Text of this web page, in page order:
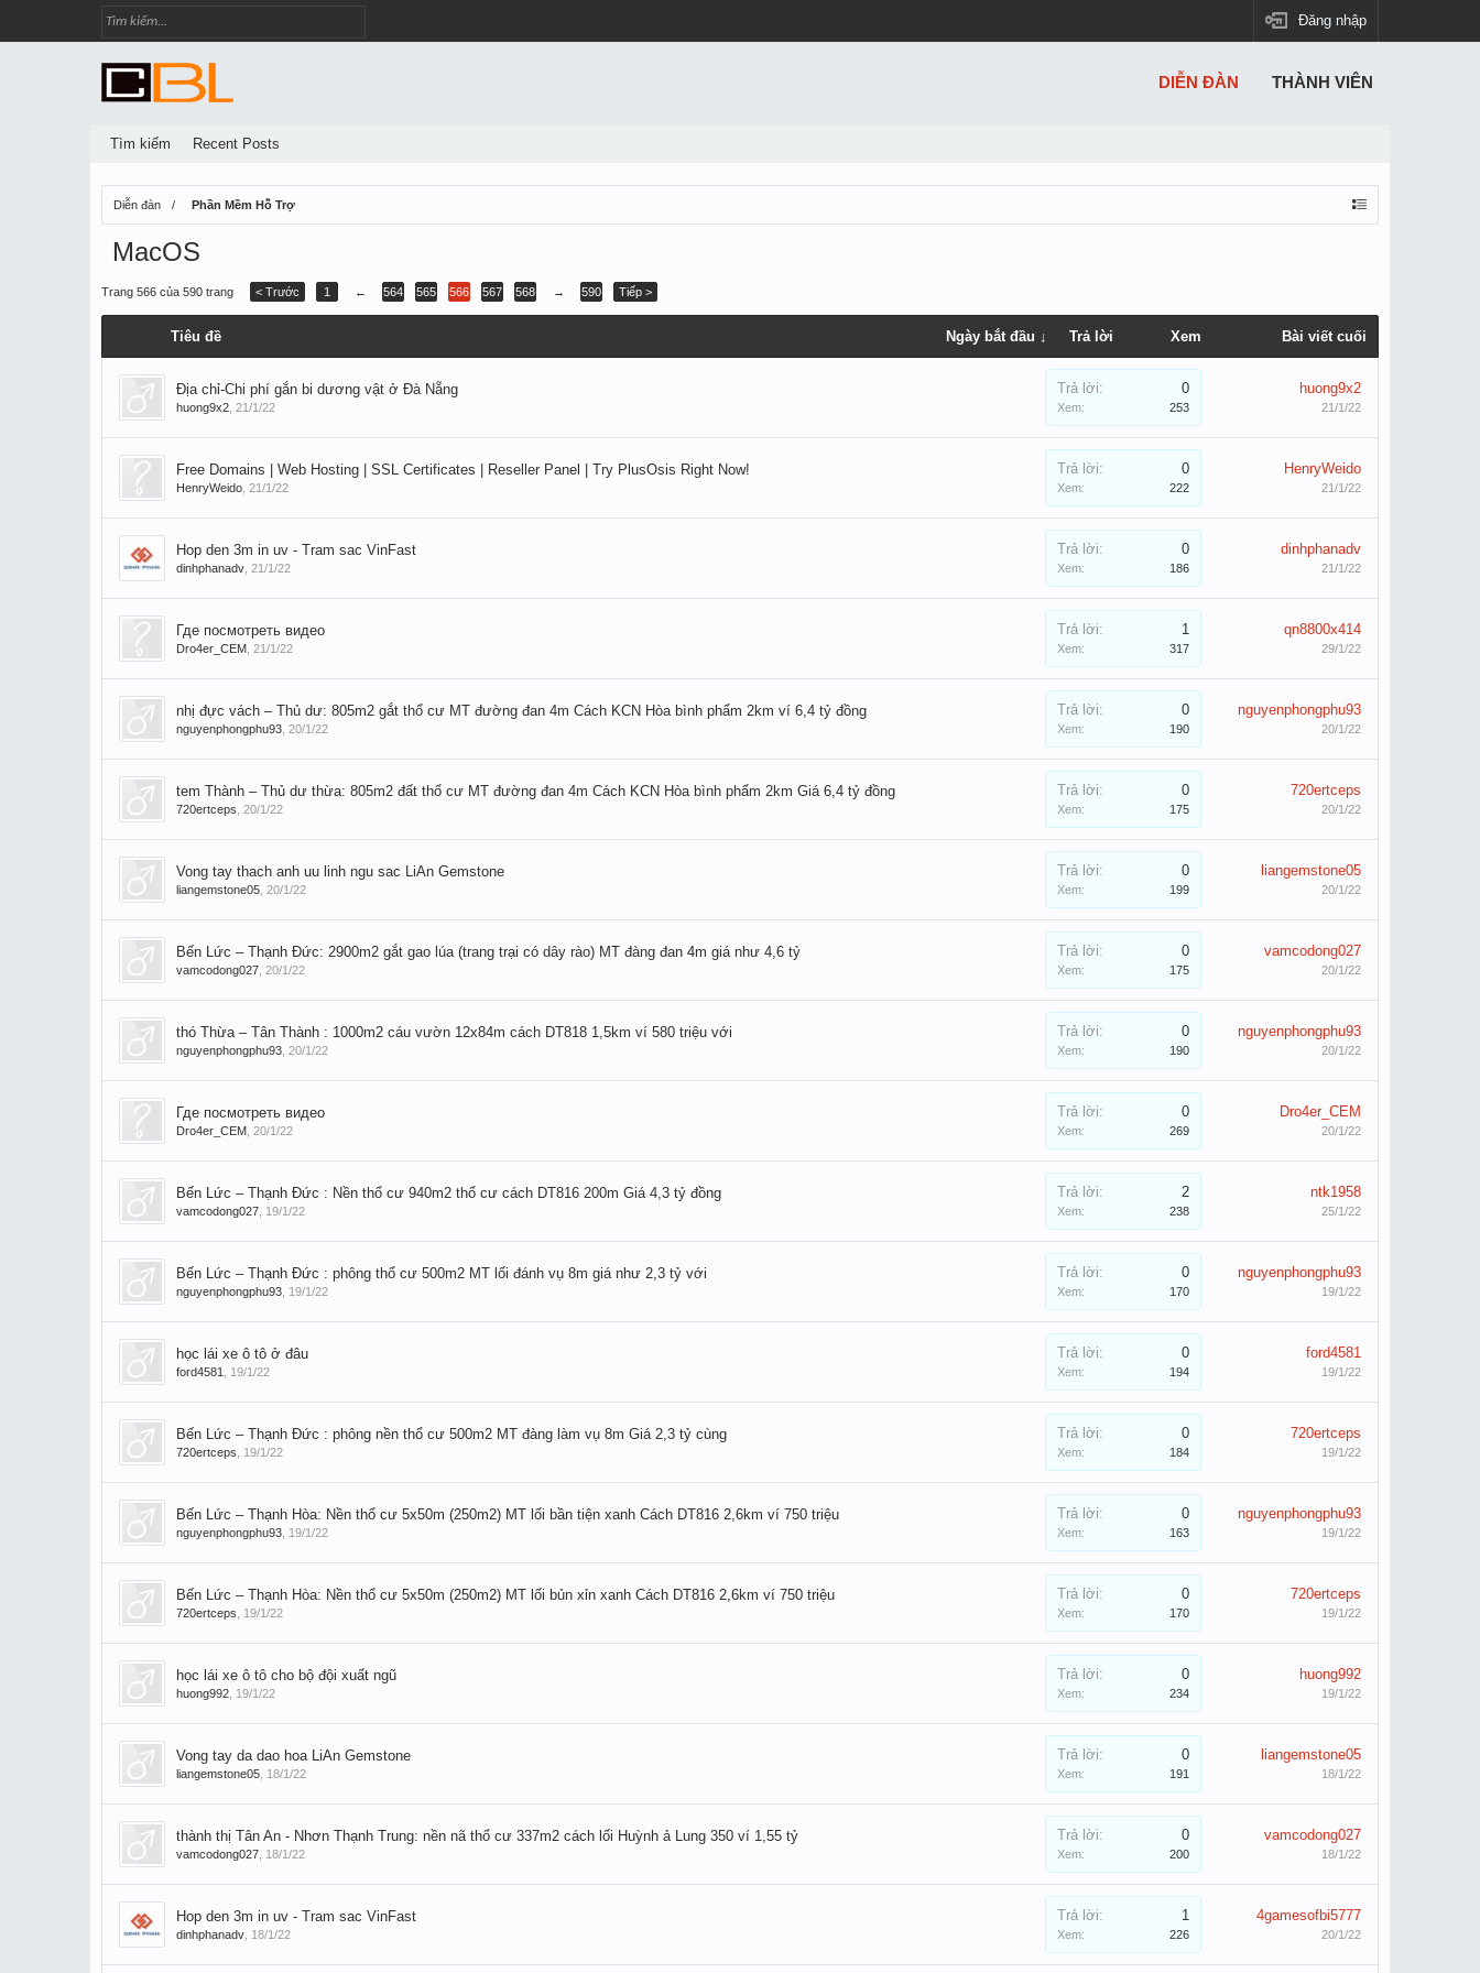
Đăng nhập
Diễn đàn Phần Mềm Hỗ Trợ
MacOS
Trang 566 của 590 trang < Trước 1 ← 564 565 566 567 568 → 590 Tiếp >
Tiêu đề Ngày bắt đầu ↓ Trả lời Xem Bài viết cuối
Địa chỉ-Chi phí gắn bi dương vật ở Đà Nẵng
huong9x2 21/1/22
Trả lời: 0
Xem: 253
huong9x2
21/1/22
Free Domains | Web Hosting | SSL Certificates | Reseller Panel | Try PlusOsis Right Now!
HenryWeido 21/1/22
Trả lời: 0
Xem: 222
HenryWeido
21/1/22
Hop den 3m in uv - Tram sac VinFast
dinhphanadv 21/1/22
Trả lời: 0
Xem: 186
dinhphanadv
21/1/22
Где посмотреть видео
Dro4er_CEM 21/1/22
Trả lời: 1
Xem: 317
qn8800x414
29/1/22
nhị đực vách – Thủ dư: 805m2 gắt thổ cư MT đường đan 4m Cách KCN Hòa bình phẩm 2km ví 6,4 tỷ đồng
nguyenphongphu93 20/1/22
Trả lời: 0
Xem: 190
nguyenphongphu93
20/1/22
tem Thành – Thủ dư thừa: 805m2 đất thổ cư MT đường đan 4m Cách KCN Hòa bình phẩm 2km Giá 6,4 tỷ đồng
720ertceps 20/1/22
Trả lời: 0
Xem: 175
720ertceps
20/1/22
Vong tay thach anh uu linh ngu sac LiAn Gemstone
liangemstone05 20/1/22
Trả lời: 0
Xem: 199
liangemstone05
20/1/22
Bến Lức – Thạnh Đức: 2900m2 gắt gao lúa (trang trại có dây rào) MT đàng đan 4m giá như 4,6 tỷ
vamcodong027 20/1/22
Trả lời: 0
Xem: 175
vamcodong027
20/1/22
thó Thừa – Tân Thành : 1000m2 cáu vườn 12x84m cách DT818 1,5km ví 580 triệu với
nguyenphongphu93 20/1/22
Trả lời: 0
Xem: 190
nguyenphongphu93
20/1/22
Где посмотреть видео
Dro4er_CEM 20/1/22
Trả lời: 0
Xem: 269
Dro4er_CEM
20/1/22
Bến Lức – Thạnh Đức : Nền thổ cư 940m2 thổ cư cách DT816 200m Giá 4,3 tỷ đồng
vamcodong027 19/1/22
Trả lời: 2
Xem: 238
ntk1958
25/1/22
Bến Lức – Thạnh Đức : phông thổ cư 500m2 MT lối đánh vụ 8m giá như 2,3 tỷ với
nguyenphongphu93 19/1/22
Trả lời: 0
Xem: 170
nguyenphongphu93
19/1/22
học lái xe ô tô ở đâu
ford4581 19/1/22
Trả lời: 0
Xem: 194
ford4581
19/1/22
Bến Lức – Thạnh Đức : phông nền thổ cư 500m2 MT đàng làm vụ 8m Giá 2,3 tỷ cùng
720ertceps 19/1/22
Trả lời: 0
Xem: 184
720ertceps
19/1/22
Bến Lức – Thạnh Hòa: Nền thổ cư 5x50m (250m2) MT lối bần tiện xanh Cách DT816 2,6km ví 750 triệu
nguyenphongphu93 19/1/22
Trả lời: 0
Xem: 163
nguyenphongphu93
19/1/22
Bến Lức – Thạnh Hòa: Nền thổ cư 5x50m (250m2) MT lối bủn xỉn xanh Cách DT816 2,6km ví 750 triệu
720ertceps 19/1/22
Trả lời: 0
Xem: 170
720ertceps
19/1/22
học lái xe ô tô cho bộ đội xuất ngũ
huong992 19/1/22
Trả lời: 0
Xem: 234
huong992
19/1/22
Vong tay da dao hoa LiAn Gemstone
liangemstone05 18/1/22
Trả lời: 0
Xem: 191
liangemstone05
18/1/22
thành thị Tân An - Nhơn Thạnh Trung: nền nã thổ cư 337m2 cách lối Huỳnh ả Lung 350 ví 1,55 tỷ
vamcodong027 18/1/22
Trả lời: 0
Xem: 200
vamcodong027
18/1/22
Hop den 3m in uv - Tram sac VinFast
dinhphanadv 18/1/22
Trả lời: 1
Xem: 226
4gamesofbi5777
20/1/22
DIỄN ĐÀN
Tìm kiếm Recent Posts
THÀNH VIÊN